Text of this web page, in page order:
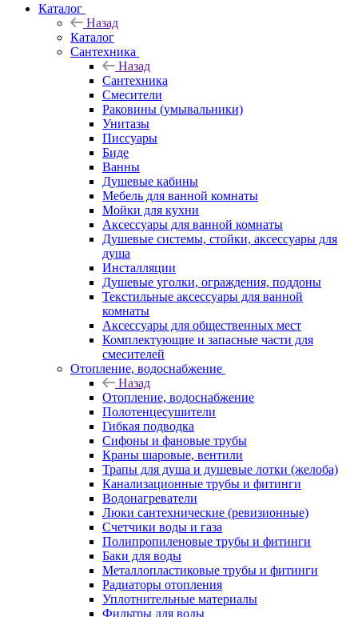
Каталог
Назад
Каталог
Сантехника
Назад
Сантехника
Смесители
Раковины (умывальники)
Унитазы
Писсуары
Биде
Ванны
Душевые кабины
Мебель для ванной комнаты
Мойки для кухни
Аксессуары для ванной комнаты
Душевые системы, стойки, аксессуары для
душа
Инсталляции
Душевые уголки, ограждения, поддоны
Текстильные аксессуары для ванной
комнаты
Аксессуары для общественных мест
Комплектующие и запасные части для
смесителей
Отопление, водоснабжение
Назад
Отопление, водоснабжение
Полотенцесушители
Гибкая подводка
Сифоны и фановые трубы
Краны шаровые, вентили
Трапы для душа и душевые лотки (желоба)
Канализационные трубы и фитинги
Водонагреватели
Люки сантехнические (ревизионные)
Счетчики воды и газа
Полипропиленовые трубы и фитинги
Баки для воды
Металлопластиковые трубы и фитинги
Радиаторы отопления
Уплотнительные материалы
Фильтры для воды